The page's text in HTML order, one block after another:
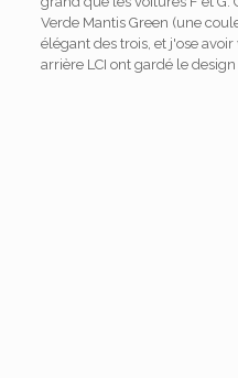
Verde Mantis Green (une
élégant des trois, et j'ose
arrière LCI ont gardé le design